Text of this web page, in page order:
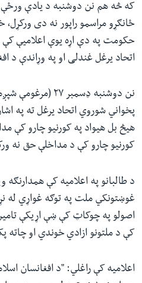
که څه هم نن دوشنبه د یادې ورځې
ځانګړو مراسمو راپور نه دی ورکړل،
حکومت په دې اړه یوې اعلامیې کې
اتحاد یرغل غندلی او په وړاندې د
نن دوشنبه ډسمبر
پخواني شوروي اتحاد یرغل ته په
هیڅ بل هیواد په کورنیو چارو کې
کورنیو چارو کې د مداخلې حق نه
د طالبانو په اعلامیه کې
غوښتونکي ملت په توګه غواړي له
اصولو په چوکاټ کې ښې اړیکې
کې د ملتونو ازادي خوندي او چاته
اعلامیه کې راغلي: "د افغانسان